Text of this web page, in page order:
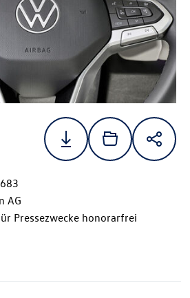
AG
Pressezwecke honorarfrei